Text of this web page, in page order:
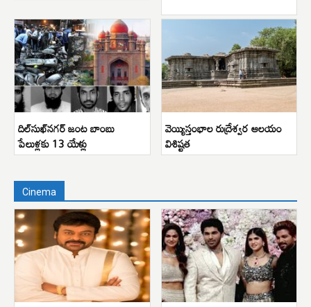
దిల్‌సుఖ్‌నగర్ జంట బాంబు
పేలుళ్లకు 13 యేళ్లు
వెయ్యిస్తంభాల రుద్రేశ్వర ఆలయం
విశిష్టత
Cinema